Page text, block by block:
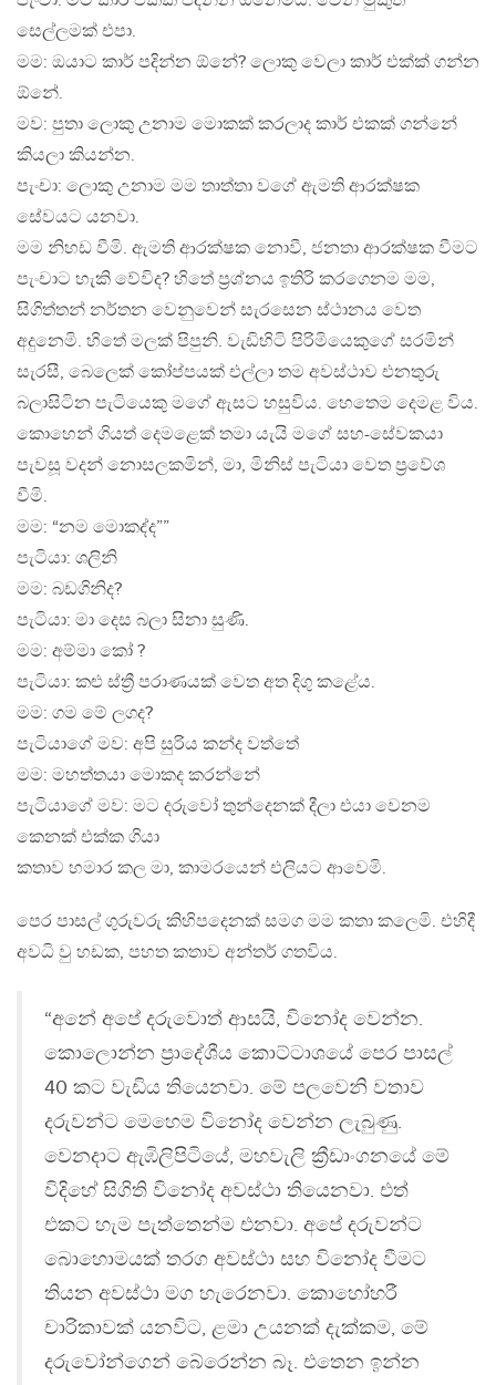
සෙල්ලමක් එපා.
මම: ඔයාට කාර් පදින්න ඕනේ? ලොකු වෙලා කාර් එක්ක් ගන්න
ඕනේ.
මව: පුතා ලොකු උනාම මොකක් කරලාද කාර් එකක් ගන්නේ
කියලා කියන්න.
පැංචා: ලොකු උනාම මම තාත්තා වගේ ඇමති ආරක්ෂක
සේවයට යනවා.
මම නිහඩ වීමි. ඇමති ආරක්ෂක නොවී, ජනතා ආරක්ෂක වීමට
පැංචාට හැකි වේවිද? හිතේ ප්‍රශ්නය ඉතිරි කරගෙනම මම,
සිගිත්තන් නර්තන වෙනුවෙන් සැරසෙන ස්ථානය වෙත
අදුනෙමි. හිතේ මලක් පිපුනි. වැඩිහිටි පිරිමියෙකුගේ සරමින්
සැරසී, බෙලෙක් කෝප්පයක් එල්ලා තම අවස්ථාව එනතුරු
බලාසිටින පැටියෙකු මගේ ඇසට හසුවිය. හෙතෙම දෙමළ විය.
කොහෙන් ගියත් දෙමළෙක් තමා යැයි මගේ සහ-සේවකයා
පැවසූ වදන් නොසලකමින්, මා, මිනිස් පැටියා වෙත ප්‍රවේශ
වීමි.
මම: “නම මොකද්ද””
පැටියා: ශලිනි
මම: බඩගිනිද?
පැටියා: මා දෙස බලා සිනා සුණි.
මම: අම්මා කෝ ?
පැටියා: කළු ස්ත්‍රී පරාණයක් වෙත අත දිගු කළේය.
මම: ගම මේ ලගද?
පැටියාගේ මව: අපි සුරිය කන්ද වත්තේ
මම: මහත්තයා මොකද කරන්නේ
පැටියාගේ මව: මට දරුවෝ තුන්දෙනක් දීලා එයා වෙනම
කෙනක් එක්ක ගියා
කතාව හමාර කල මා, කාමරයෙන් එලියට ආවෙමි.
පෙර පාසල් ගුරුවරු කිහිපදෙනක් සමග මම කතා කලෙමි. එහිදී
අවධි වු හඩක, පහත කතාව අන්තර් ගතවිය.
“අනේ අපේ දරුවොත් ආසයි, විනෝද වෙන්න.
කොලොන්න ප්‍රාදේශීය කොට්ටාශයේ පෙර පාසල්
40 කට වැඩිය තියෙනවා. මේ පලවෙනි වතාව
දරුවන්ට මෙහෙම විනෝද වෙන්න ලැබුණු.
වෙනදාට ඇඹිලිපිටියේ, මහවැලි ක්‍රීඩාංගනයේ මේ
විදිහේ සිගිති විනෝද අවස්ථා තියෙනවා. එත්
එකට හැම පැත්තෙන්ම එනවා. අපේ දරුවන්ට
බොහොමයක් තරග අවස්ථා සහ විනෝද වීමට
තියන අවස්ථා මග හැරෙනවා. කොහෝහරී
චාරිකාවක් යනවිට, ළමා උයනක් දැක්කම, මේ
දරුවෝන්ගෙන් බේරෙන්න බෑ. එතෙන ඉන්න